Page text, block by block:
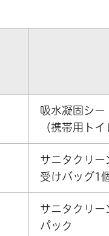
吸水凝固シー
（携帯用トイ
サニタクリー
受けバッグ1
サニタクリ
パック